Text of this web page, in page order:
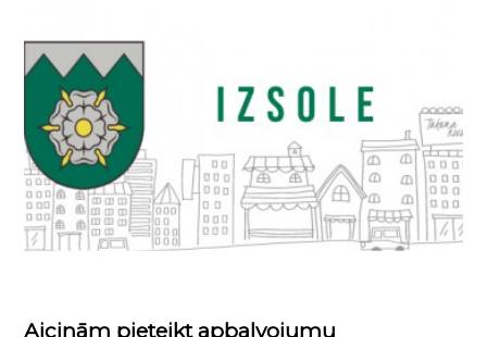
Aicinām pieteikt apbalvojumu